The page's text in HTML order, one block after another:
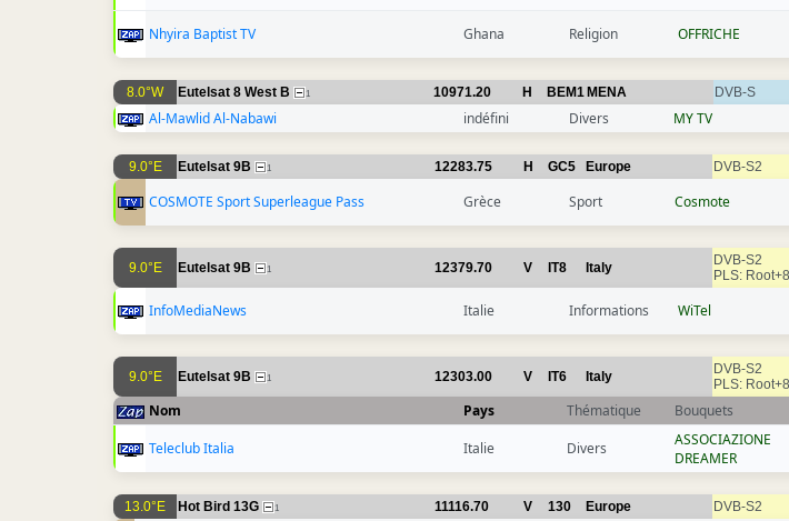
Nhyira Baptist TV Ghana Religion OFFRICHE
8.0°W Eutelsat 8 West B 1 10971.20 H BEM1 MENA DVB-S
Al-Mawlid Al-Nabawi indéfini Divers MY TV
9.0°E Eutelsat 9B 1 12283.75 H GC5 Europe DVB-S2
COSMOTE Sport Superleague Pass Grèce Sport Cosmote
9.0°E Eutelsat 9B 1 12379.70 V IT8 Italy
DVB-S2
PLS: Root+8
InfoMediaNews Italie Informations WiTel
9.0°E Eutelsat 9B 1 12303.00 V IT6 Italy
DVB-S2
PLS: Root+8
Nom Pays Thématique Bouquets
Teleclub Italia
Italie Divers
ASSOCIAZIONE
DREAMER
13.0°E Hot Bird 13G 1 11116.70 V 130 Europe DVB-S2